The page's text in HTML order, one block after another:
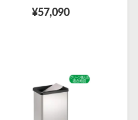
¥57,090